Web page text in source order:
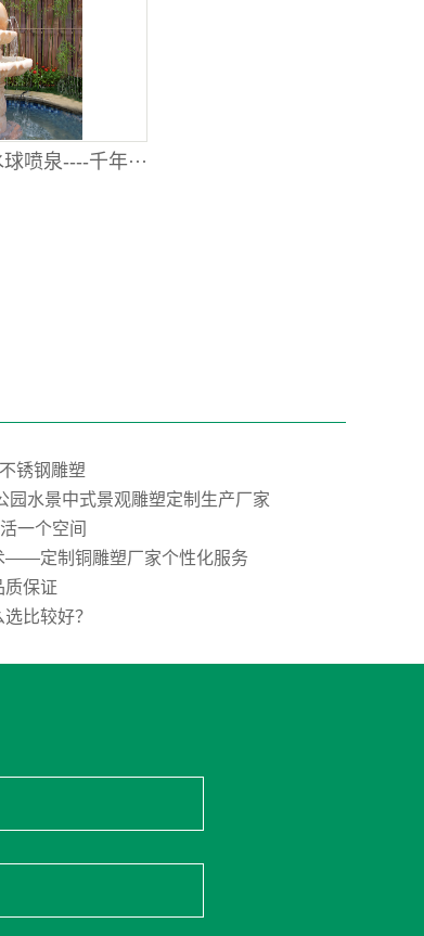
喷泉----千年···
锈钢雕塑
园水景中式景观雕塑定制生产厂家
一个空间
——定制铜雕塑厂家个性化服务
质保证
比较好？